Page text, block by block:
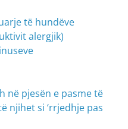
të hundëve
alergjik)
në pjesën e pasme të
njihet si ‘rrjedhje pas